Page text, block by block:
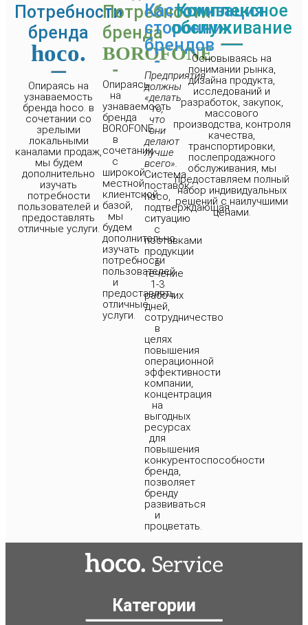
Потребности
бренда
hoco.
Опираясь на
узнаваемость
бренда hoco. в
сочетании со
зрелыми
локальными
каналами продаж,
мы будем
дополнительно
изучать
потребности
пользователей и
предоставлять
отличные услуги.
Потребности
бренда
BOROFONE
Опираясь
на
узнаваемость
бренда
BOROFONE
в
сочетании
с
широкой
местной
клиентской
базой,
мы
будем
дополнительно
изучать
потребности
пользователей
и
предоставлять
отличные
услуги.
Кастомизация
сторонних
брендов
Предприятия
должны
«делать
то,
что
они
делают
лучше
всего».
Система
поставок
hoco,
подтверждающая
ситуацию
с
поставками
продукции
в
течение
1-3
рабочих
дней,
сотрудничество
в
целях
повышения
операционной
эффективности
компании,
концентрация
на
выгодных
ресурсах
для
повышения
конкурентоспособности
бренда,
позволяет
бренду
развиваться
и
процветать.
Комплексное
обслуживание
Основываясь на
понимании рынка,
дизайна продукта,
исследований и
разработок, закупок,
массового
производства, контроля
качества,
транспортировки,
послепродажного
обслуживания, мы
предоставляем полный
набор индивидуальных
решений с наилучшими
ценами.
Категории